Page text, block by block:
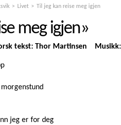
Livet Til jeg kan reise meg igjen
meg igjen»
tekst: Thor Martinsen Musikk:
jeg er for deg